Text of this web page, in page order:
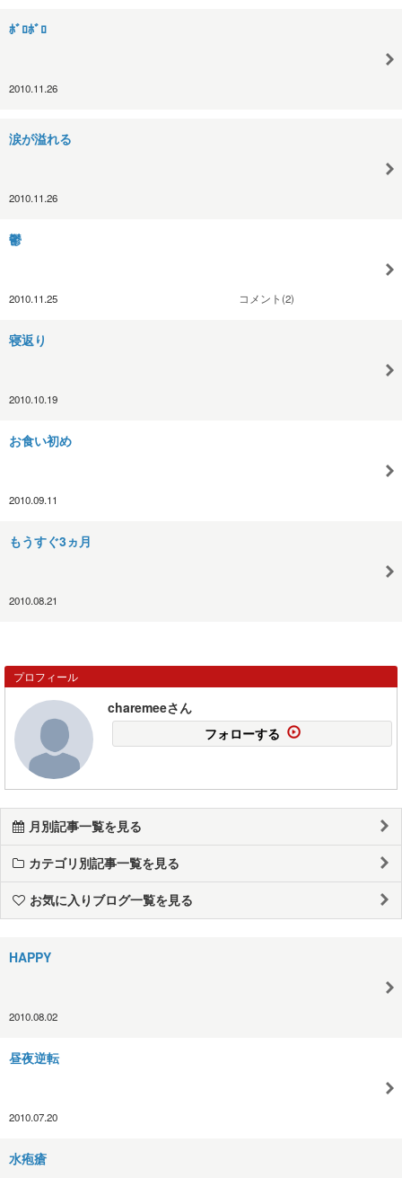
ﾎﾞﾛﾎﾞﾛ
2010.11.26
涙が溢れる
2010.11.26
鬱
2010.11.25 コメント(2)
寝返り
2010.10.19
お食い初め
2010.09.11
もうすぐ3ヵ月
2010.08.21
プロフィール
charemeeさん
フォローする
月別記事一覧を見る
カテゴリ別記事一覧を見る
お気に入りブログ一覧を見る
HAPPY
2010.08.02
昼夜逆転
2010.07.20
水疱瘡